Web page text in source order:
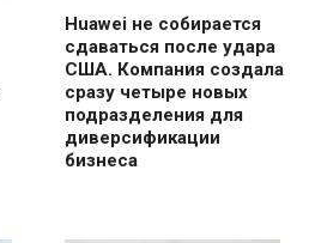
Huawei не собирается
сдаваться после удара
США. Компания создала
сразу четыре новых
подразделения для
диверсификации
бизнеса